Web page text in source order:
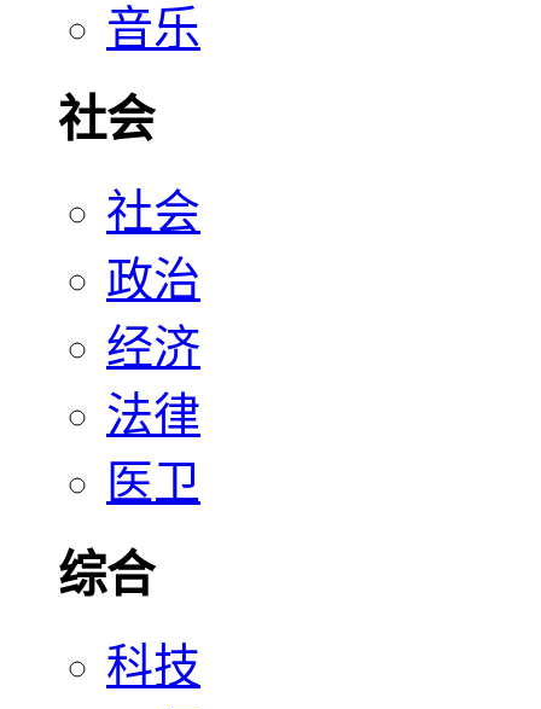
音乐
社会
社会
政治
经济
法律
医卫
综合
科技